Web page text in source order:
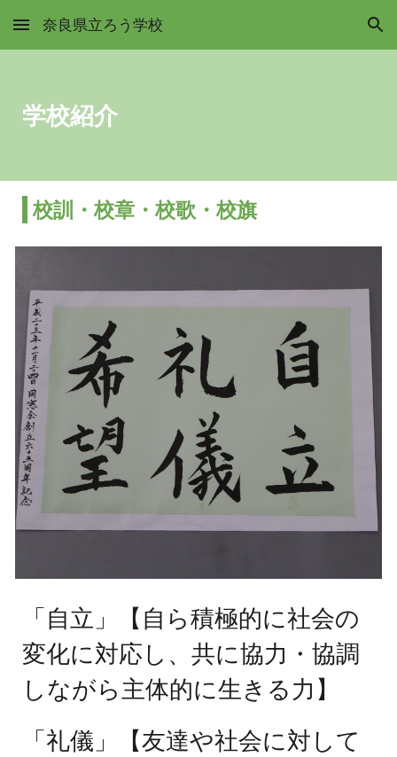
Skip to main content Skip to navigation
奈良県立ろう学校
学校紹介
校訓・校章・校歌・校旗
「自立」【自ら積極的に社会の
変化に対応し、共に協力・協調
しながら主体的に生きる力】
「礼儀」
【友達や社会に対して